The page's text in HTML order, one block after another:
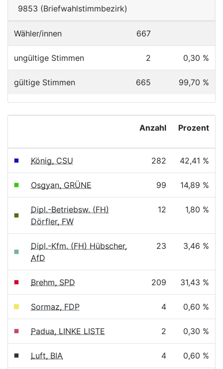
9853 (Briefwahlstimmbezirk)
Wähler/innen 667
ungültige Stimmen 2 0,30 %
gültige Stimmen 665 99,70 %
Anzahl Prozent
König, CSU 282 42,41 %
Osgyan, GRÜNE 99 14,89 %
Dipl.-Betriebsw. (FH)
Dörfler, FW
12 1,80 %
Dipl.-Kfm. (FH) Hübscher,
AfD
23 3,46 %
Brehm, SPD 209 31,43 %
Sormaz, FDP 4 0,60 %
Padua, LINKE LISTE 2 0,30 %
Luft, BIA 4 0,60 %